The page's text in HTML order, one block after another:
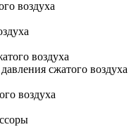
воздуха
воздуха
сжатого воздуха
воздуха